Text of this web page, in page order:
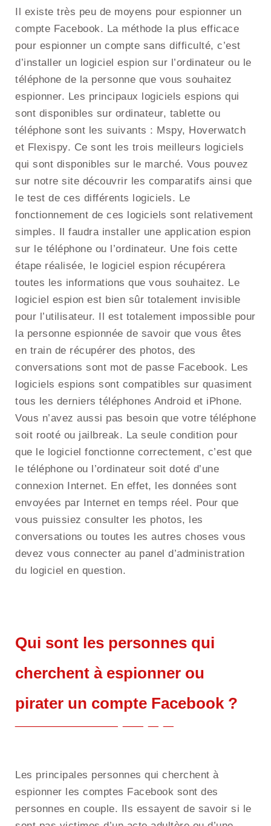
Il existe très peu de moyens pour espionner un
compte Facebook. La méthode la plus efficace
pour espionner un compte sans difficulté, c’est
d’installer un logiciel espion sur l’ordinateur ou le
téléphone de la personne que vous souhaitez
espionner. Les principaux logiciels espions qui
sont disponibles sur ordinateur, tablette ou
téléphone sont les suivants : Mspy, Hoverwatch
et Flexispy. Ce sont les trois meilleurs logiciels
qui sont disponibles sur le marché. Vous pouvez
sur notre site découvrir les comparatifs ainsi que
le test de ces différents logiciels. Le
fonctionnement de ces logiciels sont relativement
simples. Il faudra installer une application espion
sur le téléphone ou l’ordinateur. Une fois cette
étape réalisée, le logiciel espion récupérera
toutes les informations que vous souhaitez. Le
logiciel espion est bien sûr totalement invisible
pour l’utilisateur. Il est totalement impossible pour
la personne espionnée de savoir que vous êtes
en train de récupérer des photos, des
conversations sont mot de passe Facebook. Les
logiciels espions sont compatibles sur quasiment
tous les derniers téléphones Android et iPhone.
Vous n’avez aussi pas besoin que votre téléphone
soit rooté ou jailbreak. La seule condition pour
que le logiciel fonctionne correctement, c’est que
le téléphone ou l’ordinateur soit doté d’une
connexion Internet. En effet, les données sont
envoyées par Internet en temps réel. Pour que
vous puissiez consulter les photos, les
conversations ou toutes les autres choses vous
devez vous connecter au panel d’administration
du logiciel en question.
Qui sont les personnes qui
cherchent à espionner ou
pirater un compte Facebook ?
Les principales personnes qui cherchent à
espionner les comptes Facebook sont des
personnes en couple. Ils essayent de savoir si le